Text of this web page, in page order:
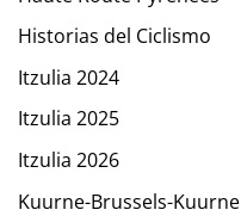
Historias del Ciclismo
Itzulia 2024
Itzulia 2025
Itzulia 2026
Kuurne-Brussels-Kuurne